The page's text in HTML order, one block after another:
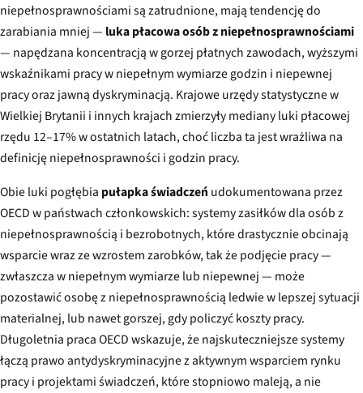
niepełnosprawnościami są zatrudnione, mają tendencję do
zarabiania mniej — luka płacowa osób z niepełnosprawnościami
— napędzana koncentracją w gorzej płatnych zawodach, wyższymi
wskaźnikami pracy w niepełnym wymiarze godzin i niepewnej
pracy oraz jawną dyskryminacją. Krajowe urzędy statystyczne w
Wielkiej Brytanii i innych krajach zmierzyły mediany luki płacowej
rzędu 12–17% w ostatnich latach, choć liczba ta jest wrażliwa na
definicję niepełnosprawności i godzin pracy.
Obie luki pogłębia pułapka świadczeń udokumentowana przez
OECD w państwach członkowskich: systemy zasiłków dla osób z
niepełnosprawnością i bezrobotnych, które drastycznie obcinają
wsparcie wraz ze wzrostem zarobków, tak że podjęcie pracy —
zwłaszcza w niepełnym wymiarze lub niepewnej — może
pozostawić osobę z niepełnosprawnością ledwie w lepszej sytuacji
materialnej, lub nawet gorszej, gdy policzyć koszty pracy.
Długoletnia praca OECD wskazuje, że najskuteczniejsze systemy
łączą prawo antydyskryminacyjne z aktywnym wsparciem rynku
pracy i projektami świadczeń, które stopniowo maleją, a nie